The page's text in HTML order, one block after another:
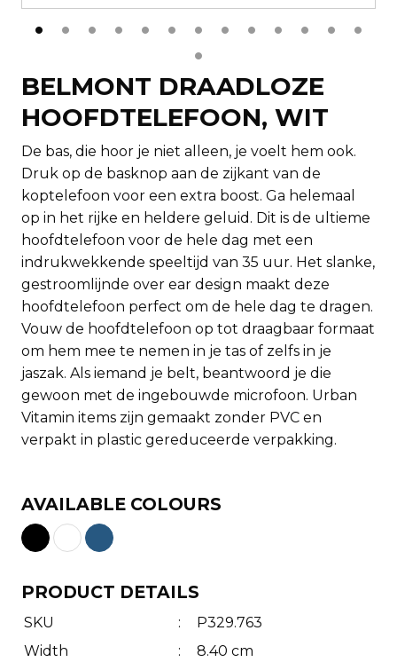
BELMONT DRAADLOZE
HOOFDTELEFOON, WIT
De bas, die hoor je niet alleen, je voelt hem ook.
Druk op de basknop aan de zijkant van de
koptelefoon voor een extra boost. Ga helemaal
op in het rijke en heldere geluid. Dit is de ultieme
hoofdtelefoon voor de hele dag met een
indrukwekkende speeltijd van 35 uur. Het slanke,
gestroomlijnde over ear design maakt deze
hoofdtelefoon perfect om de hele dag te dragen.
Vouw de hoofdtelefoon op tot draagbaar formaat
om hem mee te nemen in je tas of zelfs in je
jaszak. Als iemand je belt, beantwoord je die
gewoon met de ingebouwde microfoon. Urban
Vitamin items zijn gemaakt zonder PVC en
verpakt in plastic gereduceerde verpakking.
AVAILABLE COLOURS
PRODUCT DETAILS
SKU :
P329.763
Width
:
8.40 cm